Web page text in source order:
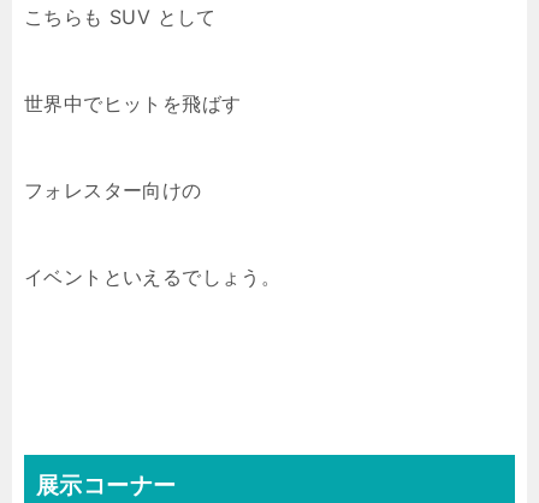
こちらも SUV として
世界中でヒットを飛ばす
フォレスター向けの
イベントといえるでしょう。
展示コーナー